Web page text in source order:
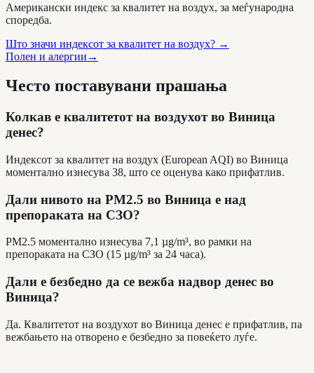
Американски индекс за квалитет на воздух, за меѓународна
споредба.
Што значи индексот за квалитет на воздух? →
Полен и алергии →
Често поставувани прашања
Колкав е квалитетот на воздухот во Виница
денес?
Индексот за квалитет на воздух (European AQI) во Виница
моментално изнесува 38, што се оценува како прифатлив.
Дали нивото на PM2.5 во Виница е над
препораката на СЗО?
PM2.5 моментално изнесува 7,1 µg/m³, во рамки на
препораката на СЗО (15 µg/m³ за 24 часа).
Дали е безбедно да се вежба надвор денес во
Виница?
Да. Квалитетот на воздухот во Виница денес е прифатлив, па
вежбањето на отворено е безбедно за повеќето луѓе.